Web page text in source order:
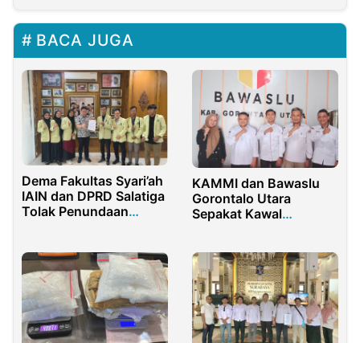
BACA JUGA
Dema Fakultas Syari’ah
IAIN dan DPRD Salatiga
Tolak Penundaan
KAMMI dan Bawaslu
Gorontalo Utara
Sepakat Kawal